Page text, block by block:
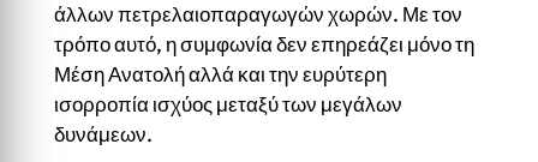
άλλων πετρελαιοπαραγωγών χωρών. Με τον
τρόπο αυτό, η συμφωνία δεν επηρεάζει μόνο τη
Μέση Ανατολή αλλά και την ευρύτερη
ισορροπία ισχύος μεταξύ των μεγάλων
δυνάμεων.